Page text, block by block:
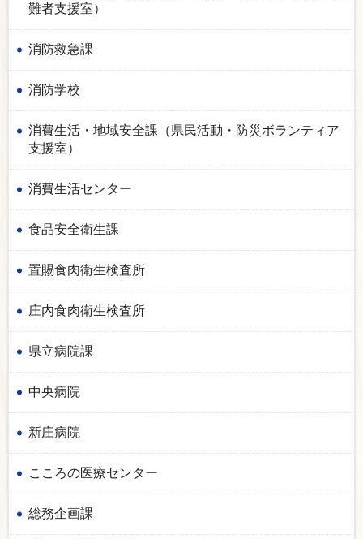
難者支援室）
消防救急課
消防学校
消費生活・地域安全課（県民活動・防災ボランティア
支援室）
消費生活センター
食品安全衛生課
置賜食肉衛生検査所
庄内食肉衛生検査所
県立病院課
中央病院
新庄病院
こころの医療センター
総務企画課